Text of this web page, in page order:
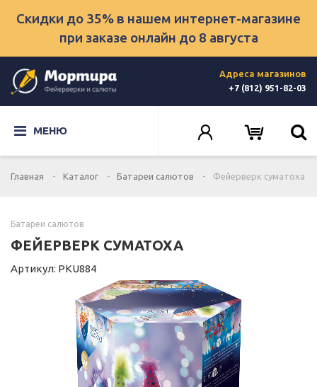
Скидки до 35% в нашем интернет-магазине
при заказе онлайн до 8 августа
Адреса магазинов
+7 (812) 951-82-03
МЕНЮ
Главная Каталог Батареи салютов Фейерверк суматоха
Батареи салютов
ФЕЙЕРВЕРК СУМАТОХА
Артикул: PKU884